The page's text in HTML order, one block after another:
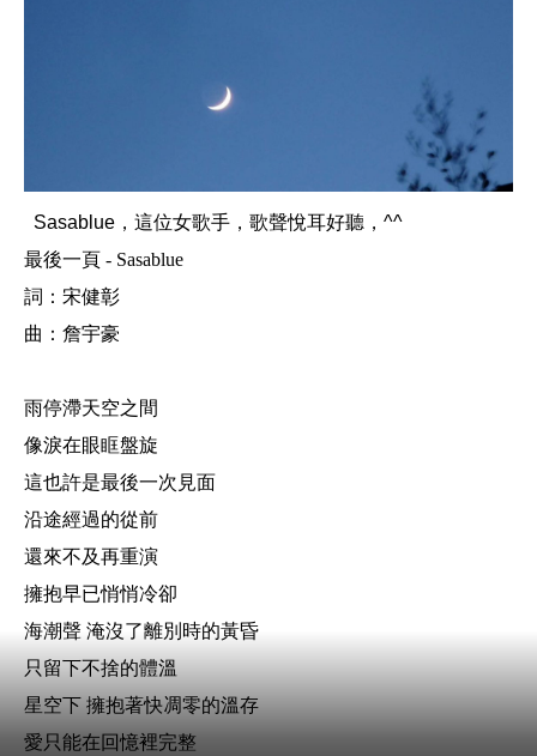
Sasablue，這位女歌手，歌聲悅耳好聽，^^
最後一頁 - Sasablue
詞：宋健彰
曲：詹宇豪
雨停滯天空之間
像淚在眼眶盤旋
這也許是最後一次見面
沿途經過的從前
還來不及再重演
擁抱早已悄悄冷卻
海潮聲 淹沒了離別時的黃昏
只留下不捨的體溫
星空下 擁抱著快凋零的溫存
愛只能在回憶裡完整